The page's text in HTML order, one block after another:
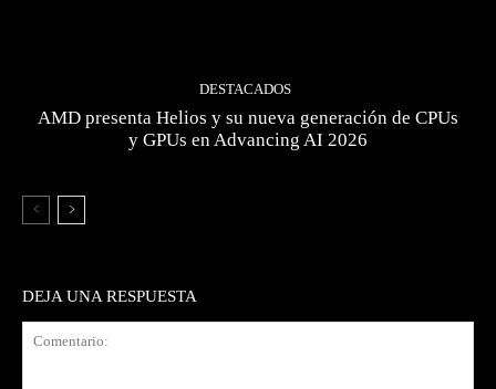
DESTACADOS
AMD presenta Helios y su nueva generación de CPUs
y GPUs en Advancing AI 2026
DEJA UNA RESPUESTA